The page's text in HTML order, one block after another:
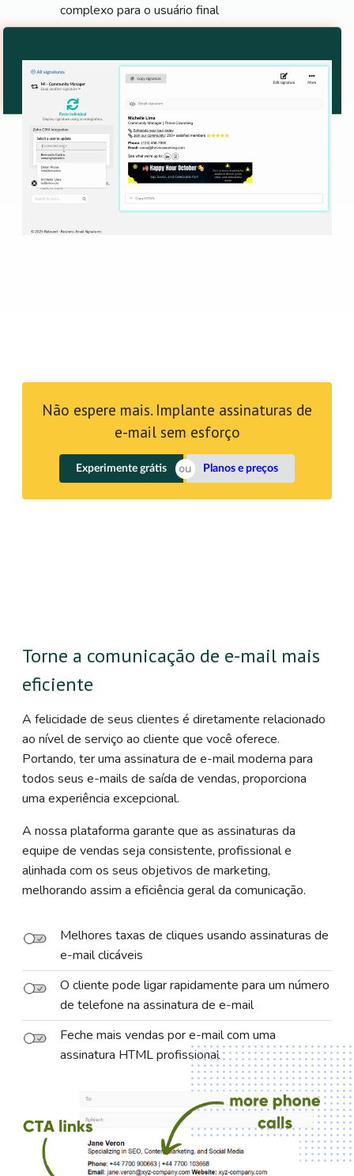
complexo para o usuário final
Não espere mais. Implante assinaturas de
e-mail sem esforço
Experimente grátis Planos e preços
Torne a comunicação de e-mail mais
eficiente
A felicidade de seus clientes é diretamente relacionado
ao nível de serviço ao cliente que você oferece.
Portando, ter uma assinatura de e-mail moderna para
todos seus e-mails de saída de vendas, proporciona
uma experiência excepcional.
A nossa plataforma garante que as assinaturas da
equipe de vendas seja consistente, profissional e
alinhada com os seus objetivos de marketing,
melhorando assim a eficiência geral da comunicação.
Melhores taxas de cliques usando assinaturas de
e-mail clicáveis
O cliente pode ligar rapidamente para um número
de telefone na assinatura de e-mail
Feche mais vendas por e-mail com uma
assinatura HTML profissional